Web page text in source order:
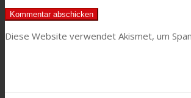
Kontaktieren Sie uns
Diese Website verwendet Akismet, um